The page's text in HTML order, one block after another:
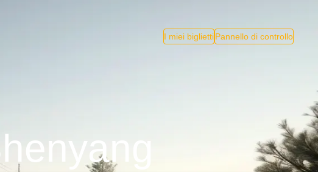
I miei bigliettiPannello di controllo